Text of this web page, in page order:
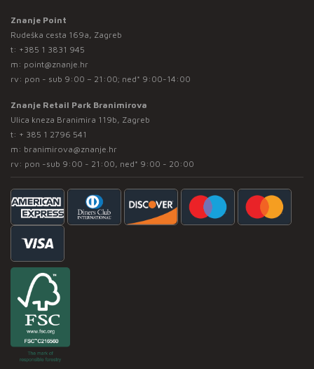
Znanje Point
Rudeška cesta 169a, Zagreb
t: +385 1 3831 945
m: point@znanje.hr
rv: pon - sub 9:00 – 21:00; ned* 9:00-14:00
Znanje Retail Park Branimirova
Ulica kneza Branimira 119b, Zagreb
t: + 385 1 2796 541
m: branimirova@znanje.hr
rv: pon -sub 9:00 - 21:00, ned* 9:00 - 20:00